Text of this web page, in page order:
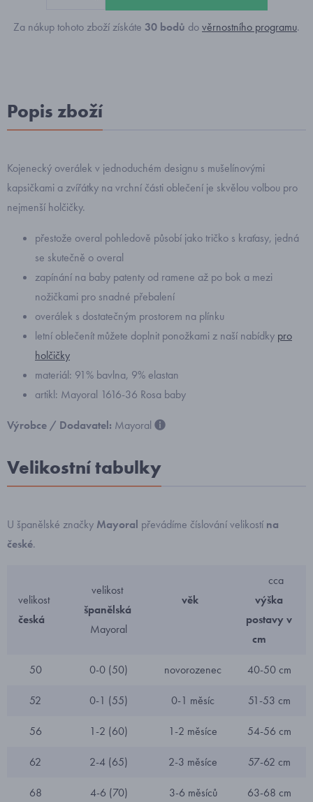
Za nákup tohoto zboží získáte 30 bodů dověrnostního programu.
Popis zboží
Kojenecký overálek v jednoduchém designu s mušelínovými
kapsičkami a zvířátky na vrchní části oblečení je skvělou volbou pro
nejmenší holčičky.
přestože overal pohledově působí jako tričko s kraťasy, jedná
se skutečně o overal
zapínání na baby patenty od ramene až po bok a mezi
nožičkami pro snadné přebalení
overálek s dostatečným prostorem na plínku
letní oblečenít můžete doplnit ponožkami z naší nabídky pro
holčičky
materiál: 91% bavlna, 9% elastan
artikl: Mayoral 1616-36 Rosa baby
Výrobce / Dodavatel: Mayoral
Velikostní tabulky
U španělské značky Mayoral převádíme číslování velikostí na
české.
velikost
česká
velikost
španělská
Mayoral
věk
cca
výška
postavy v
cm
50 0-0 (50) novorozenec 40-50 cm
52 0-1 (55) 0-1 měsíc 51-53 cm
56 1-2 (60) 1-2 měsíce 54-56 cm
62 2-4 (65) 2-3 měsíce 57-62 cm
68 4-6 (70) 3-6 měsíců 63-68 cm